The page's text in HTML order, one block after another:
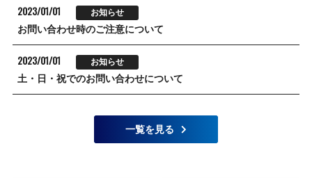
2023/01/01 お知らせ
お問い合わせ時のご注意について
2023/01/01 お知らせ
土・日・祝でのお問い合わせについて
一覧を見る